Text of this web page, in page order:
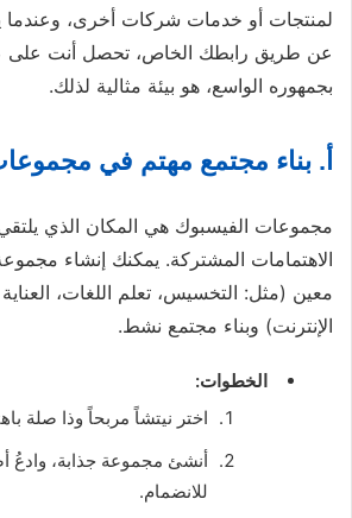
لمنتجات أو خدمات شركات أخرى،
عن طريق رابطك الخاص، تحصل أنت على
بجمهوره الواسع، هو بيئة مثالية لذلك.
أ. بناء مجتمع مهتم في
مجموعات الفيسبوك هي المكان الذي
الاهتمامات المشتركة. يمكنك إنشاء
معين (مثل: التخسيس، تعلم اللغات،
الإنترنت) وبناء مجتمع نشط.
الخطوات:
اختر نيتشاً مربحاً وذا صلة
أنشئ مجموعة جذابة، وادعُ
للانضمام.